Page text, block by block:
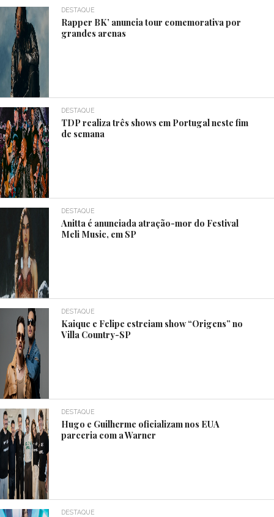
DESTAQUE
Rapper BK’ anuncia tour comemorativa por
grandes arenas
DESTAQUE
TDP realiza três shows em Portugal neste fim
de semana
DESTAQUE
Anitta é anunciada atração-mor do Festival
Meli Music, em SP
DESTAQUE
Kaique e Felipe estreiam show “Origens” no
Villa Country-SP
DESTAQUE
Hugo e Guilherme oficializam nos EUA
parceria com a Warner
DESTAQUE